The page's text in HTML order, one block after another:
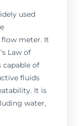
used
meter. It
Law of
capable of
fluids
It is
water,